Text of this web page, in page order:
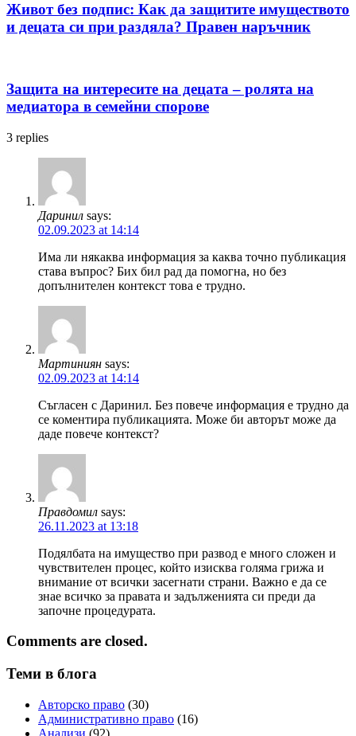
Живот без подпис: Как да защитите имуществото
и децата си при раздяла? Правен наръчник
Защита на интересите на децата – ролята на
медиатора в семейни спорове
3 replies
Даринил says:
02.09.2023 at 14:14
Има ли някаква информация за каква точно публикация
става въпрос? Бих бил рад да помогна, но без
допълнителен контекст това е трудно.
Мартиниян says:
02.09.2023 at 14:14
Съгласен с Даринил. Без повече информация е трудно да
се коментира публикацията. Може би авторът може да
даде повече контекст?
Правдомил says:
26.11.2023 at 13:18
Подялбата на имущество при развод е много сложен и
чувствителен процес, който изисква голяма грижа и
внимание от всички засегнати страни. Важно е да се
знае всичко за правата и задълженията си преди да
започне процедурата.
Comments are closed.
Теми в блога
Авторско право (30)
Административно право (16)
Анализи (92)